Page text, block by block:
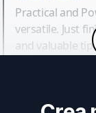
Practical and
versatile. Just
and valuable